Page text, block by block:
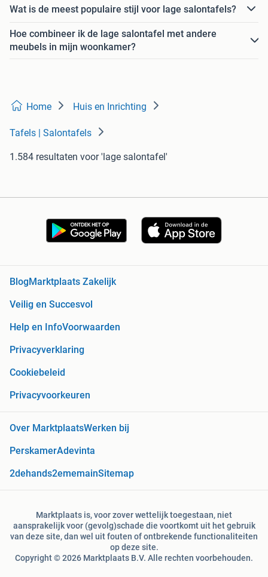
Wat is de meest populaire stijl voor lage salontafels?
Hoe combineer ik de lage salontafel met andere
meubels in mijn woonkamer?
Home Huis en Inrichting
Tafels | Salontafels
1.584 resultaten voor 'lage salontafel'
Blog Marktplaats Zakelijk
Veilig en Succesvol
Help en InfoVoorwaarden
Privacyverklaring
Cookiebeleid
Privacyvoorkeuren
Over MarktplaatsWerken bij
PerskamerAdevinta
2dehands2ememainSitemap
Marktplaats is, voor zover wettelijk toegestaan, niet
aansprakelijk voor (gevolg)schade die voortkomt uit het gebruik
van deze site, dan wel uit fouten of ontbrekende functionaliteiten
op deze site.
Copyright © 2026 Marktplaats B.V. Alle rechten voorbehouden.